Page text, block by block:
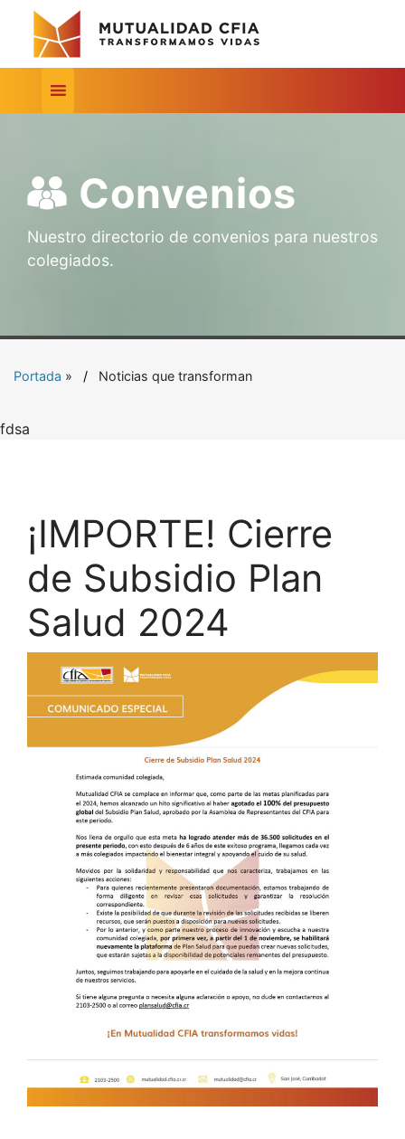
Convenios
Nuestro directorio de convenios para nuestros
colegiados.
Portada » Noticias que transforman
fdsa
¡IMPORTE! Cierre
de Subsidio Plan
Salud 2024